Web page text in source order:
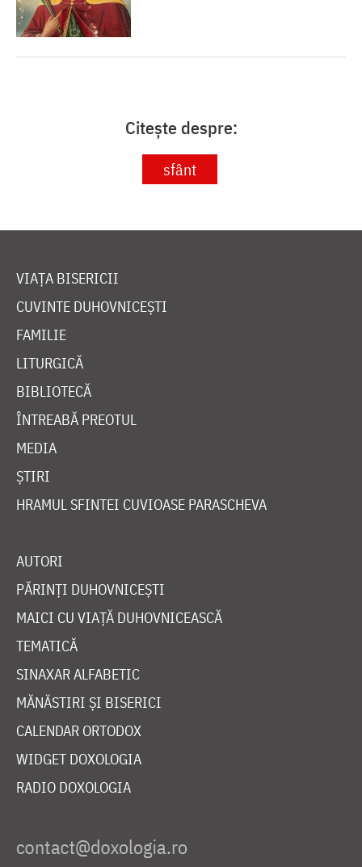
Citește despre:
sfânt
VIAȚA BISERICII
CUVINTE DUHOVNICEȘTI
FAMILIE
LITURGICĂ
BIBLIOTECĂ
ÎNTREABĂ PREOTUL
MEDIA
ȘTIRI
HRAMUL SFINTEI CUVIOASE PARASCHEVA
AUTORI
PĂRINȚI DUHOVNICEȘTI
MAICI CU VIAȚĂ DUHOVNICEASCĂ
TEMATICĂ
SINAXAR ALFABETIC
MĂNĂSTIRI ȘI BISERICI
CALENDAR ORTODOX
WIDGET DOXOLOGIA
RADIO DOXOLOGIA